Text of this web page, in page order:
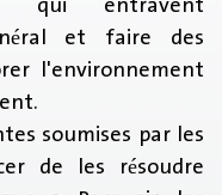
et faire des
l'environnement
soumises par les
de les résoudre